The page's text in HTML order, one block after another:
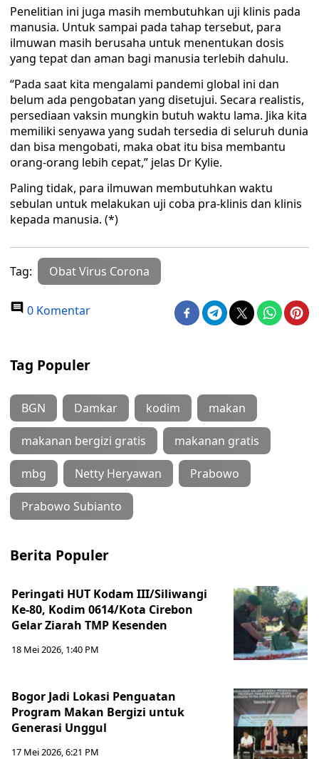
Penelitian ini juga masih membutuhkan uji klinis pada
manusia. Untuk sampai pada tahap tersebut, para
ilmuwan masih berusaha untuk menentukan dosis
yang tepat dan aman bagi manusia terlebih dahulu.
“Pada saat kita mengalami pandemi global ini dan
belum ada pengobatan yang disetujui. Secara realistis,
persediaan vaksin mungkin butuh waktu lama. Jika kita
memiliki senyawa yang sudah tersedia di seluruh dunia
dan bisa mengobati, maka obat itu bisa membantu
orang-orang lebih cepat,” jelas Dr Kylie.
Paling tidak, para ilmuwan membutuhkan waktu
sebulan untuk melakukan uji coba pra-klinis dan klinis
kepada manusia. (*)
Tag: Obat Virus Corona
0 Komentar
Tag Populer
BGN Damkar kodim makan
makanan bergizi gratis makanan gratis
mbg Netty Heryawan Prabowo
Prabowo Subianto
Berita Populer
Peringati HUT Kodam III/Siliwangi
Ke-80, Kodim 0614/Kota Cirebon
Gelar Ziarah TMP Kesenden
18 Mei 2026, 1:40 PM
Bogor Jadi Lokasi Penguatan
Program Makan Bergizi untuk
Generasi Unggul
17 Mei 2026, 6:21 PM